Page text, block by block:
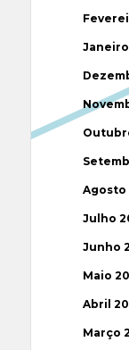
Janeiro
Agosto
Julho
Junho
Maio
Abril
Março